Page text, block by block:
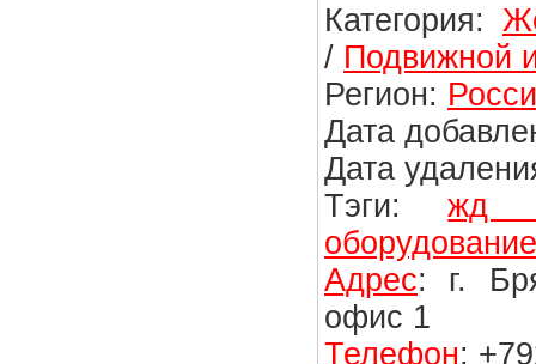
Категория:
/ Подвижной
Регион:
Дата
Дата
Тэги:жд
оборудование
Адрес: г.
офис 1
Телефон: